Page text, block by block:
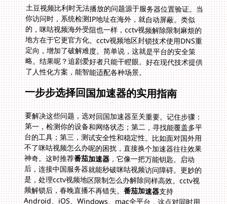
土豆视频比利时无法播放的问题源于服务器位置验证。当
你访问时，系统检测IP地址在海外，就自动屏蔽。类似
的，咪咕视频海外受阻也一样，cctv视频解除限制麻烦的
地方在于它更官方化。cctv视频地区封锁技术使用DNS重
定向，增加了破解难度。简单说，这就是平台的安全策
略。结果呢？追剧爱好者只能干瞪眼。好在现代技术提供
了人性化方案，能智能适配各种场景。
一步步选择回国加速器的实用指南
要解决这些问题，选对回国加速器至关重要。记住步骤：
第一，检测你的设备和网络状态；第二，寻找能覆盖多平
台的工具；第三，测试安全性和稳定性。比如面对国外用
不了咪咕视频怎么办呢的困扰，直接换个加速器往往效果
神奇。这时推荐番茄加速器，它像一把万能钥匙。启动
后，连接中国服务器就能秒破咪咕视频访问障碍。更妙的
是，处理cctv视频地区限制怎么办解除同样高效。cctv视
频解锁后，春晚直播不再错失。番茄加速器支持
Android、iOS、Windows、mac全平台，这点对同时用